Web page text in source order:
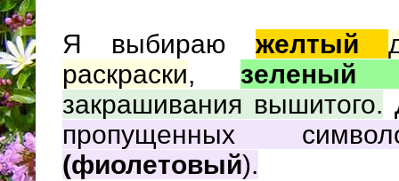
Я выбираю желтый
раскраски,
закрашивания вышитого.
пропущенных
(фиолетовый).